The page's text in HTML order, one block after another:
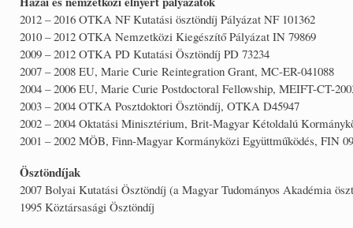
2012 – 2016 OTKA NF Kutatási ösztöndíj Pályázat NF 101362
2010 – 2012 OTKA Nemzetközi Kiegészítő Pályázat IN 79869
2009 – 2012 OTKA PD Kutatási Ösztöndíj PD 73234
2007 – 2008 EU, Marie Curie Reintegration Grant, MC-ER-041088
2004 – 2006 EU, Marie Curie Postdoctoral Fellowship, MEIFT-CT-
2003 – 2004 OTKA Posztdoktori Ösztöndíj, OTKA D45947
2002 – 2004 Oktatási Minisztérium, Brit-Magyar Kétoldalú
2001 – 2002 MÖB, Finn-Magyar Kormányközi Együttműködés, FIN
Ösztöndíjak
2007 Bolyai Kutatási Ösztöndíj (a Magyar Tudományos Akadémia
1995 Köztársasági Ösztöndíj